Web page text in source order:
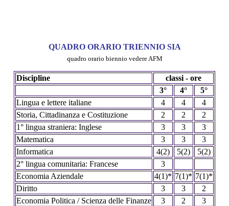
QUADRO ORARIO TRIENNIO SIA
quadro orario biennio vedere AFM
Discipline
classi - ore
3°
4°
5°
Lingua e lettere italiane
4 4
4
Storia, Cittadinanza e Costituzione
2 2
2
1° lingua straniera: Inglese
3 3
3
Matematica
3 3
3
Informatica
4(2) 5(2)
5(2)
2° lingua comunitaria: Francese
3
Economia Aziendale
4(1)* 7(1)* 7(1)*
Diritto
3 3
2
Economia Politica / Scienza delle Finanze
3 2
3